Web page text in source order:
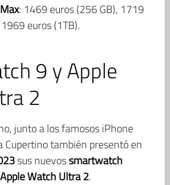
: 1469 euros (256 GB), 1719
euros (1TB).
9 y Apple
2
junto a los famosos iPhone
Cupertino también presentó en
sus nuevossmartwatch
Watch Ultra 2.